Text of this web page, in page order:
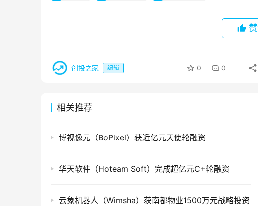
赞
创投之家 编辑 0 0
相关推荐
博视像元（BoPixel）获近亿元天使轮融资
华天软件（Hoteam Soft）完成超亿元C+轮融资
云象机器人（Wimsha）获南都物业1500万元战略投资